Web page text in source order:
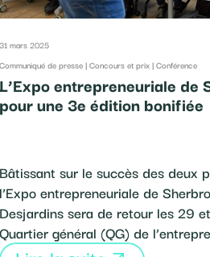
31 mars 2025
Communiqué de presse|Concours et prix|Conférence
L’Expo entrepreneuriale de
pour une 3e édition bonifiée
Bâtissant sur le succès des deux
l’Expo entrepreneuriale de
Desjardins sera de retour les 29
Quartier général (QG) de